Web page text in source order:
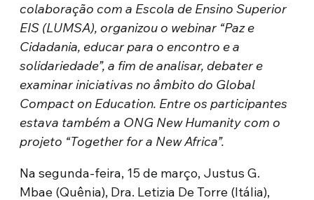
colaboração com a Escola de Ensino Superior
EIS (LUMSA), organizou o webinar “Paz e
Cidadania, educar para o encontro e a
solidariedade”, a fim de analisar, debater e
examinar iniciativas no âmbito do Global
Compact on Education. Entre os participantes
estava também a ONG New Humanity com o
projeto “Together for a New Africa”.
Na segunda-feira, 15 de março, Justus G.
Mbae (Quênia), Dra. Letizia De Torre (Itália),